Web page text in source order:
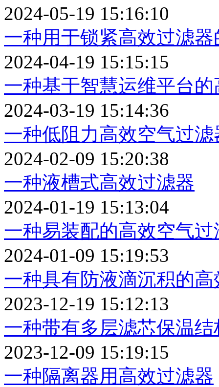
2024-05-19 15:16:10
一种用于锁紧高效过滤器
2024-04-19 15:15:15
一种基于智慧运维平台
2024-03-19 15:14:36
一种低阻力高效空气过滤
2024-02-09 15:20:38
一种液槽式高效过滤器
2024-01-19 15:13:04
一种易装配的高效空气
2024-01-09 15:19:53
一种具有防液滴沉积的
2023-12-19 15:12:13
一种带有多层滤芯保温
2023-12-09 15:19:15
一种隔离器用高效过滤器